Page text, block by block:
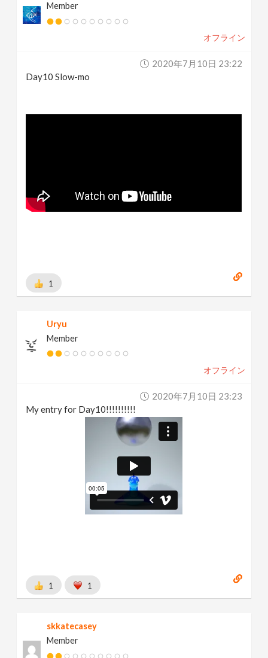
Member
オフライン
2020年7月10日 23:22
Day10 Slow-mo
1
Uryu
Member
オフライン
2020年7月10日 23:23
My entry for Day10!!!!!!!!!!
1 1
skkatecasey
Member